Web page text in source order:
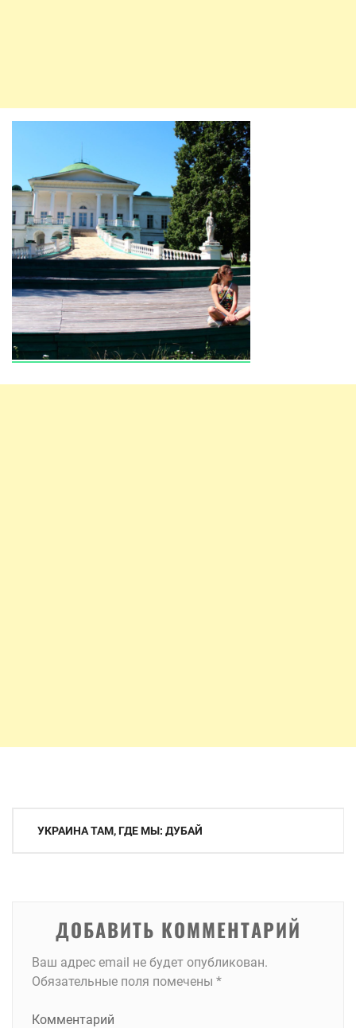
Навигация
УКРАИНА ТАМ, ГДЕ МЫ: ДУБАЙ
ДОБАВИТЬ КОММЕНТАРИЙ
Ваш адрес email не будет опубликован.
Обязательные поля помечены *
Комментарий